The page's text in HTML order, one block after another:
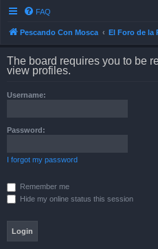
FAQ
Pescando Con Mosca El Foro de la
The board requires you to be
view profiles.
Username:
Password:
I forgot my password
Remember me
Hide my online status this session